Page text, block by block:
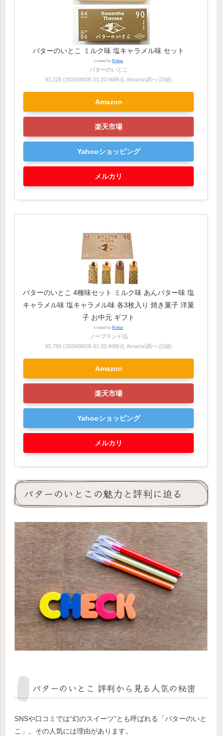
バターのいとこ ミルク味 塩キャラメル味 セット
created by Rinker
バターのいとこ
¥3,228 (2026/08/05 01:20:46時点 Amazon調べ-詳細)
Amazon
楽天市場
Yahooショッピング
メルカリ
バターのいとこ 4種味セット ミルク味 あんバター味 塩
キャラメル味 塩キャラメル味 各3枚入り 焼き菓子 洋菓
子 お中元 ギフト
created by Rinker
ノーブランド品
¥5,780 (2026/08/05 01:20:46時点 Amazon調べ-詳細)
Amazon
楽天市場
Yahooショッピング
メルカリ
バターのいとこの魅力と評判に迫る
バターのいとこ 評判から見る人気の秘密
SNSや口コミでは“幻のスイーツ”とも呼ばれる「バターのいと
こ」。その人気には理由があります。